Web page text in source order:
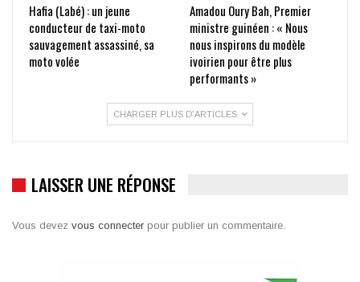
Hafia (Labé) : un jeune
conducteur de taxi-moto
sauvagement assassiné, sa
moto volée
Amadou Oury Bah, Premier
ministre guinéen : « Nous
nous inspirons du modèle
ivoirien pour être plus
performants »
CHARGER PLUS D'ARTICLES
LAISSER UNE RÉPONSE
Vous devez vous connecter pour publier un commentaire.